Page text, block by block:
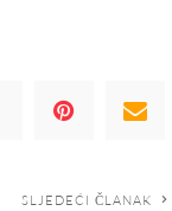
SLJEDEĆI ČLANAK